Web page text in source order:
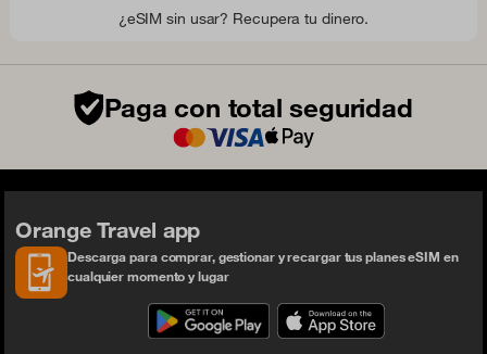
¿eSIM sin usar? Recupera tu dinero.
Paga con total seguridad
Orange Travel app
Descarga para comprar, gestionar y recargar tus planes eSIM en
cualquier momento y lugar